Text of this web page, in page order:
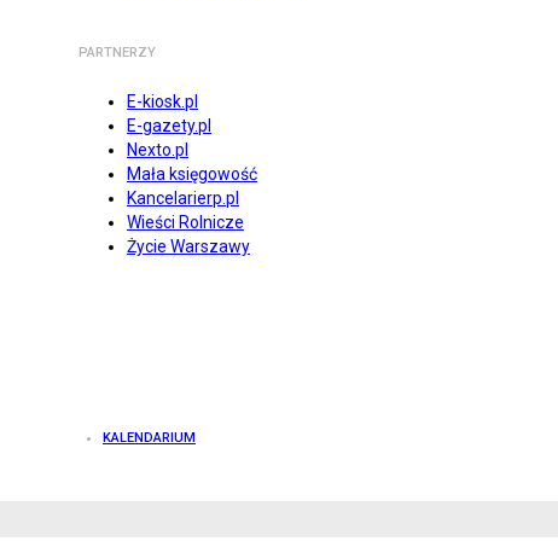
PARTNERZY
E-kiosk.pl
E-gazety.pl
Nexto.pl
Mała księgowość
Kancelarierp.pl
Wieści Rolnicze
Życie Warszawy
KALENDARIUM